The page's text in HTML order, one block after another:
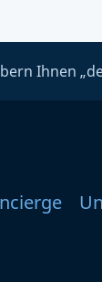
Ihnen